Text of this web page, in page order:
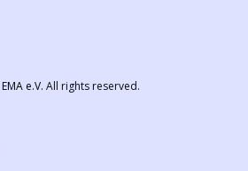
EMA e.V. All rights reserved.